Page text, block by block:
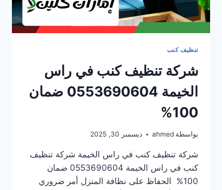
تنظيف كنب
شركة تنظيف كنب في راس
الخيمة 0553690604 ضمان
100%
بواسطة ahmed ديسمبر 30, 2025
شركة تنظيف كنب في راس الخيمة شركة تنظيف
كنب في راس الخيمة 0553690604 ضمان
100% الحفاظ على نظافة المنزل أمر ضروري